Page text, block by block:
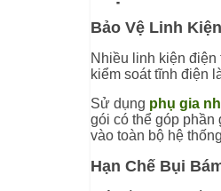
Bảo Vệ Linh
Nhiều linh kiện
kiểm soát tĩnh điện
Sử dụng phụ gia
gói có thể góp phần
vào toàn bộ hệ
Hạn Chế Bụi